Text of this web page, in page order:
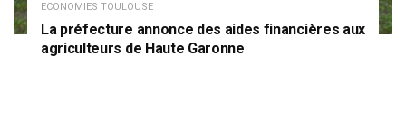
ECONOMIES TOULOUSE
La préfecture annonce des aides financières aux
agriculteurs de Haute Garonne